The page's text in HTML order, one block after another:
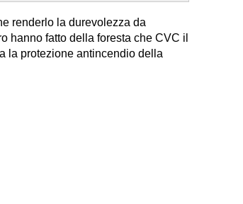
renderlo la durevolezza da
hanno fatto della foresta che CVC il
la protezione antincendio della